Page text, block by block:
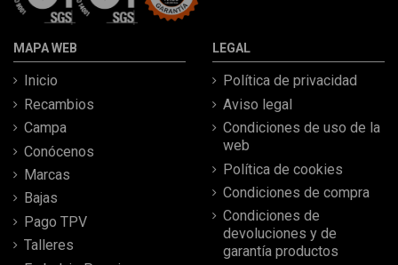
MAPA WEB
Inicio
Recambios
Campa
Conócenos
Marcas
Bajas
Pago TPV
Talleres
LEGAL
Política de privacidad
Aviso legal
Condiciones de uso de la
web
Política de cookies
Condiciones de compra
Condiciones de
devoluciones y de
garantía productos